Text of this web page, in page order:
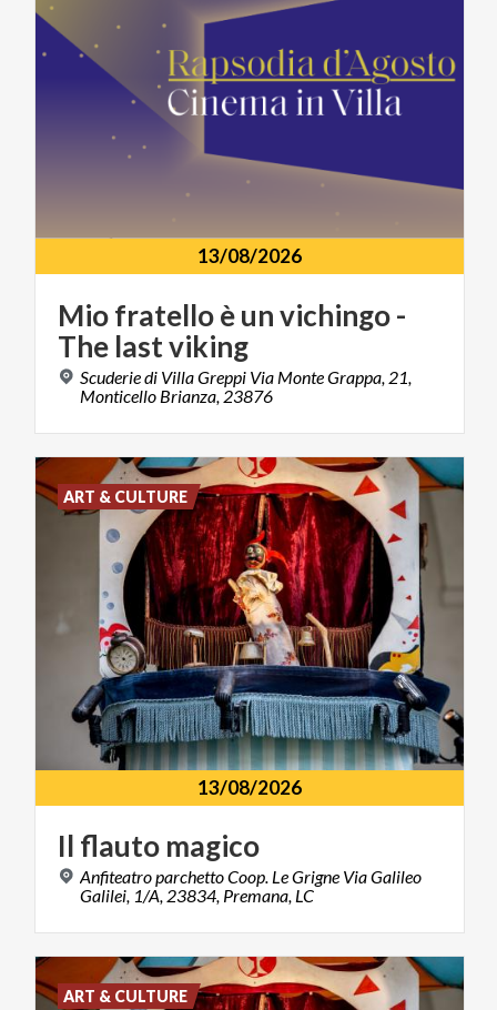
13/08/2026
Miofratelloèunvichingo-
The lastviking
Scuderie di Villa Greppi Via Monte Grappa, 21,
Monticello Brianza, 23876
13/08/2026
Il flauto magico
Anfiteatro parchetto Coop. Le Grigne Via Galileo
Galilei, 1/A, 23834, Premana, LC
ART & CULTURE
ART & CULTURE